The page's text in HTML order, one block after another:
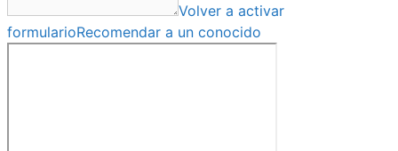
Volver a activar
formularioRecomendar a un conocido